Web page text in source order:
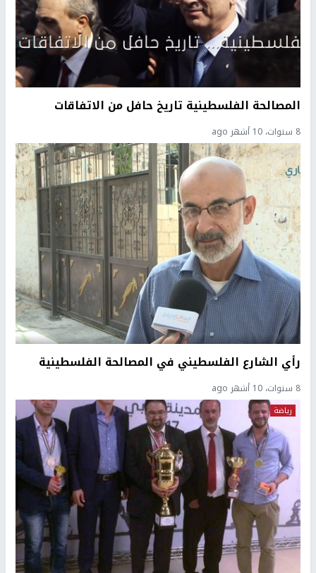
المصالحة الفلسطينية تاريخ حافل من الاتفاقات
8 سنوات، 10 أشهر ago
رأي الشارع الفلسطيني في المصالحة الفلسطينية
8 سنوات، 10 أشهر ago
رياضة